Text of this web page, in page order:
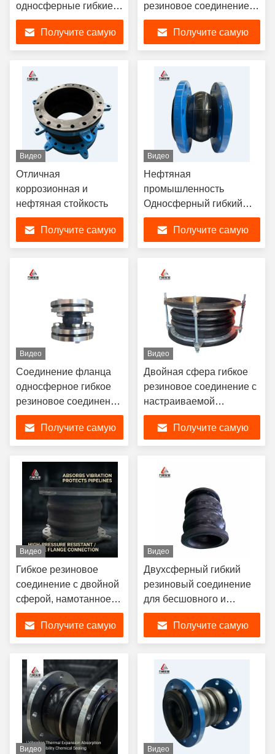
односферные гибкие
резиновые соединения
фланцевого
соединения
Получите самую
резиновое соединение
для применения в
тяжелой нержавеющей
стали и т. д.
Получите самую
Видео
Отличная
коррозионная и
нефтяная стойкость
Получите самую
Видео
Нефтяная
промышленность
Односферный гибкий
резиновый
соединительный фланц с
высокой способностью к
Получите самую
Видео
Соединение фланца
односферное гибкое
резиновое соединение
с хорошей функцией
снижения шума
Получите самую
Видео
Двойная сфера гибкое
резиновое соединение с
настраиваемой
нержавеющей стали
фланцеПолучите самую
Видео
Гибкое резиновое
соединение с двойной
сферой, намотанное
вручную, подходит для
применения в воздухе,
долговечное
Получите самую
Видео
Двухсферный гибкий
резиновый соединение
для бесшовного и
соединения в тяжелых
условиях при рабочей
температуре -15C-80C
Получите самую
Видео Видео